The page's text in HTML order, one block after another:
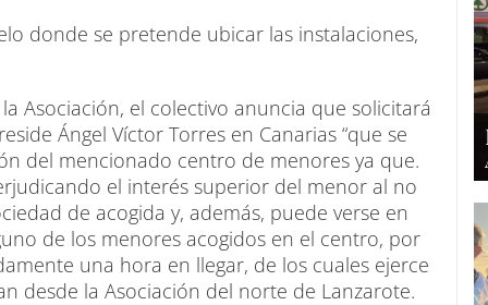
donde se pretende ubicar las instalaciones,
Asociación, el colectivo anuncia que solicitará
Ángel Víctor Torres en Canarias “que se
del mencionado centro de menores ya que.
el interés superior del menor al no
de acogida y, además, puede verse en
de los menores acogidos en el centro, por
una hora en llegar, de los cuales ejerce
desde la Asociación del norte de Lanzarote.